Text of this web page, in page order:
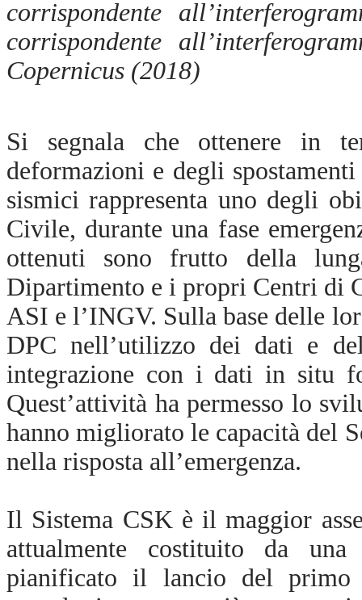
corrispondente
corrispondente
Copernicus (2018)
Si segnala che ottenere in
deformazioni e degli
sismici rappresenta uno degli
Civile, durante una fase
ottenuti sono frutto della
Dipartimento e i propri Centri di
ASI e l’INGV. Sulla base delle
DPC nell’utilizzo dei dati e
integrazione con i dati in situ
Quest’attività ha permesso lo
hanno migliorato le capacità del
nella risposta all’emergenza.
Il Sistema CSK è il maggior
attualmente costituito da
pianificato il lancio del primo